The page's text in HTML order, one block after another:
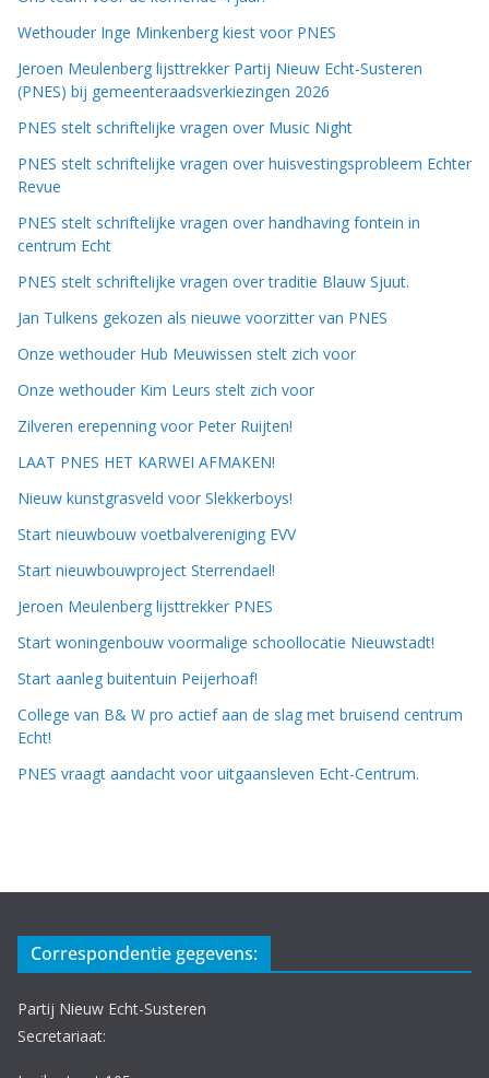
Wethouder Inge Minkenberg kiest voor PNES
Jeroen Meulenberg lijsttrekker Partij Nieuw Echt-Susteren
(PNES) bij gemeenteraadsverkiezingen 2026
PNES stelt schriftelijke vragen over Music Night
PNES stelt schriftelijke vragen over huisvestingsprobleem Echter
Revue
PNES stelt schriftelijke vragen over handhaving fontein in
centrum Echt
PNES stelt schriftelijke vragen over traditie Blauw Sjuut.
Jan Tulkens gekozen als nieuwe voorzitter van PNES
Onze wethouder Hub Meuwissen stelt zich voor
Onze wethouder Kim Leurs stelt zich voor
Zilveren erepenning voor Peter Ruijten!
LAAT PNES HET KARWEI AFMAKEN!
Nieuw kunstgrasveld voor Slekkerboys!
Start nieuwbouw voetbalvereniging EVV
Start nieuwbouwproject Sterrendael!
Jeroen Meulenberg lijsttrekker PNES
Start woningenbouw voormalige schoollocatie Nieuwstadt!
Start aanleg buitentuin Peijerhoaf!
College van B& W pro actief aan de slag met bruisend centrum
Echt!
PNES vraagt aandacht voor uitgaansleven Echt-Centrum.
Correspondentie gegevens:
Partij Nieuw Echt-Susteren
Secretariaat: